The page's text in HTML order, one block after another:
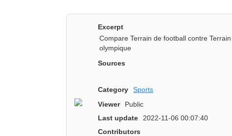
Excerpt
Compare Terrain de football contre
olympique
Sources
Category Sports
Viewer
Public
Last update
2022-11-06 00:07:40
Contributors